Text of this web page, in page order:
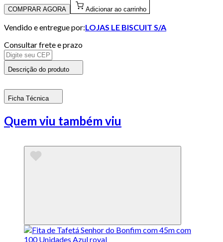
COMPRAR AGORA Adicionar ao carrinho
Vendido e entregue por:LOJAS LE BISCUIT S/A
Consultar frete e prazo
Descrição do produto
Ficha Técnica
Quem viu também viu